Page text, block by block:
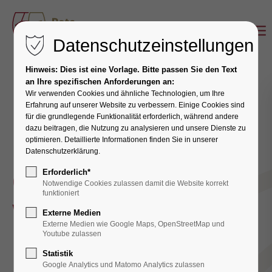
Unsere App
Gesundheit
wird mobil
Mit unserer kostenlosen „Rats
Datenschutzeinstellungen
Hinweis: Dies ist eine Vorlage. Bitte passen Sie den Text
an Ihre spezifischen Anforderungen an:
Wir verwenden Cookies und ähnliche Technologien, um Ihre
Erfahrung auf unserer Website zu verbessern. Einige Cookies sind
für die grundlegende Funktionalität erforderlich, während andere
dazu beitragen, die Nutzung zu analysieren und unsere Dienste zu
optimieren. Detaillierte Informationen finden Sie in unserer
Datenschutzerklärung.
Erforderlich*
Notwendige Cookies zulassen damit die Website korrekt
funktioniert
Externe Medien
Externe Medien wie Google Maps, OpenStreetMap und
Youtube zulassen
Statistik
Google Analytics und Matomo Analytics zulassen